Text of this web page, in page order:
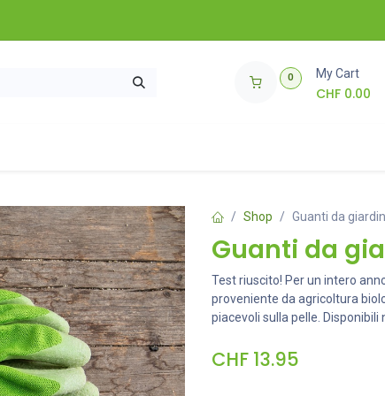
0 My Cart
CHF 0.00
Shop Guanti da
Guanti da
Test riuscito! Per un intero
proveniente da agricoltura
piacevoli sulla pelle. Disponibili
CHF 13.95